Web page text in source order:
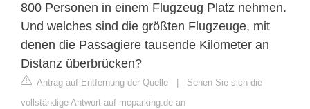
800 Personen in einem Flugzeug Platz nehmen.
Und welches sind die größten Flugzeuge, mit
denen die Passagiere tausende Kilometer an
Distanz überbrücken?
Antrag auf Entfernung der Quelle
Sehen Sie sich die
vollständige Antwort auf mcparking.de an